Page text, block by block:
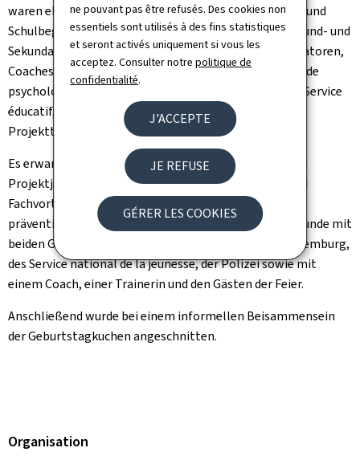
ne pouvant pas être refusés. Des cookies non
essentiels sont utilisés à des fins statistiques
et seront activés uniquement si vous les
acceptez. Consulter notrepolitique de
confidentialité.
J'ACCEPTE
JE REFUSE
GÉRER LES COOKIES
waren ebenfalls derzeit am Projekt beteiligte Trainer und
Schulbegleiter sowie aktuell am Projekt beteiligte Grund- und
Sekundarschulen mit ihren Schulleitungen, Peer-Mediatoren,
Coaches und Projektmitarbeiter, Vertreter des Service de
psychologie et d'orientation scolaires (SPOS) und des Service
éducatif, ebenso wie Schulen, die künftig an einer
Projektteilnahme interessiert sind.
Es erwartete sie ein kurzer Rückblick auf die letzten 15
Projektjahre, ein Theaterstück von Jugendlichen, zwei
Fachvorträge des saarländischen Landesinstituts für
präventives Handeln und anschließender Diskussionsrunde mit
beiden Gastreferenten, Vertretern der Universität Luxemburg,
des Service national de la jeunesse, der Polizei sowie mit
einem Coach, einer Trainerin und den Gästen der Feier.
Anschließend wurde bei einem informellen Beisammensein
der Geburtstagkuchen angeschnitten.
Organisation